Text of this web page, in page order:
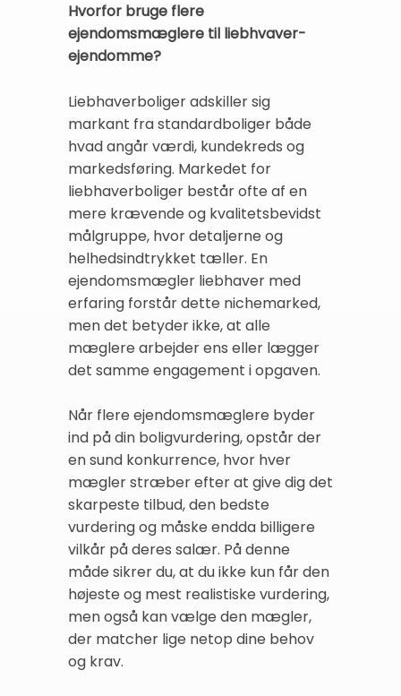
Hvorfor bruge flere
ejendomsmæglere til liebhvaver-
ejendomme?
Liebhaverboliger adskiller sig
markant fra standardboliger både
hvad angår værdi, kundekreds og
markedsføring. Markedet for
liebhaverboliger består ofte af en
mere krævende og kvalitetsbevidst
målgruppe, hvor detaljerne og
helhedsindtrykket tæller. En
ejendomsmægler liebhaver med
erfaring forstår dette nichemarked,
men det betyder ikke, at alle
mæglere arbejder ens eller lægger
det samme engagement i opgaven.
Når flere ejendomsmæglere byder
ind på din boligvurdering, opstår der
en sund konkurrence, hvor hver
mægler stræber efter at give dig det
skarpeste tilbud, den bedste
vurdering og måske endda billigere
vilkår på deres salær. På denne
måde sikrer du, at du ikke kun får den
højeste og mest realistiske vurdering,
men også kan vælge den mægler,
der matcher lige netop dine behov
og krav.